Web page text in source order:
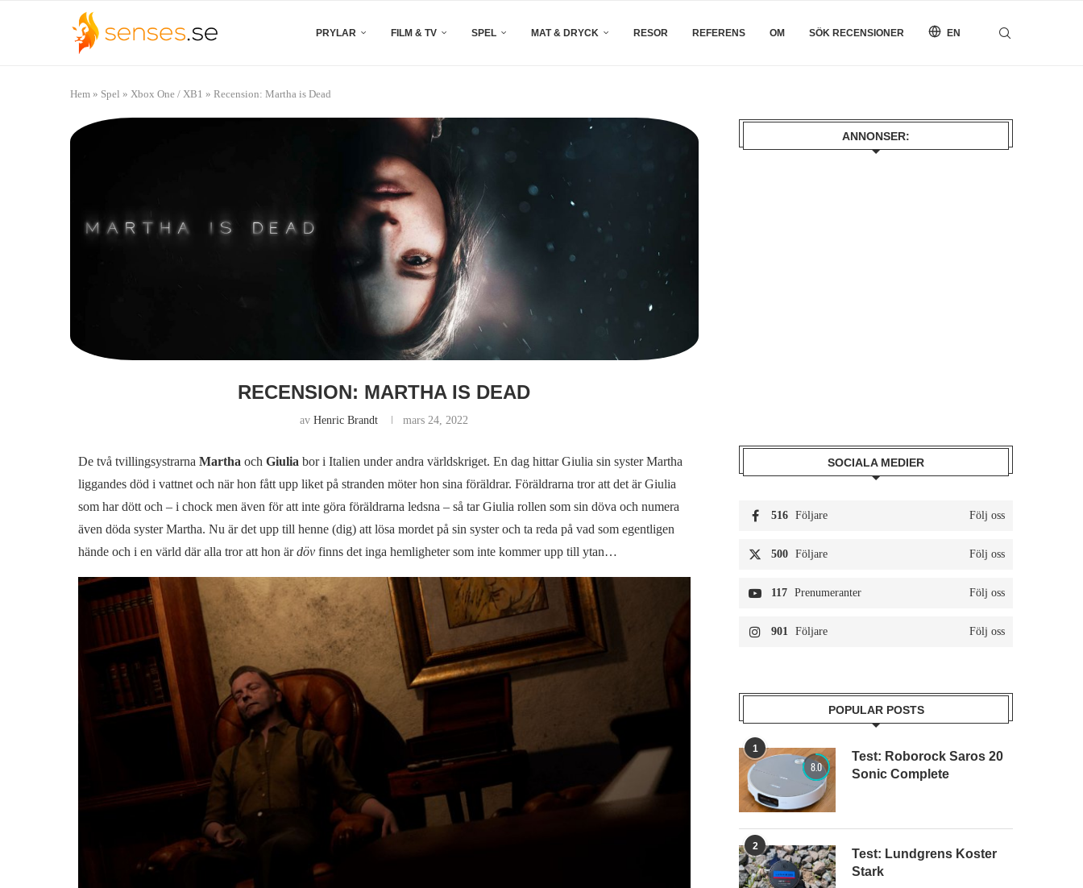
PRYLAR FILM & TV SPEL MAT & DRYCK RESOR REFERENS OM SÖK RECENSIONER EN
Hem » Spel » Xbox One / XB1 » Recension: Martha is Dead
RECENSION: MARTHA IS DEAD
avHenric Brandt mars 24, 2022
De två tvillingsystrarna Martha och Giulia bor i Italien under andra världskriget. En dag hittar Giulia sin syster Martha
liggandes död i vattnet och när hon fått upp liket på stranden möter hon sina föräldrar. Föräldrarna tror att det är Giulia
som har dött och – i chock men även för att inte göra föräldrarna ledsna – så tar Giulia rollen som sin döva och numera
även döda syster Martha. Nu är det upp till henne (dig) att lösa mordet på sin syster och ta reda på vad som egentligen
hände och i en värld där alla tror att hon ärdövfinns det inga hemligheter som inte kommer upp till ytan…
ANNONSER:
SOCIALA MEDIER
516 Följare Följ oss
500 Följare Följ oss
117 Prenumeranter Följ oss
901 Följare Följ oss
POPULAR POSTS
1
8.0
Test: Roborock Saros 20
Sonic Complete
2
Test: Lundgrens Koster
Stark